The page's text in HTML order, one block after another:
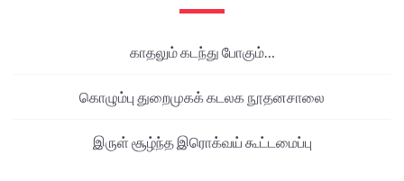
காதலும் கடந்து போகும்…
கொழும்பு துறைமுகக் கடலக நூதனசாலை
இருள் சூழ்ந்த இரொக்வய் கூட்டமைப்பு